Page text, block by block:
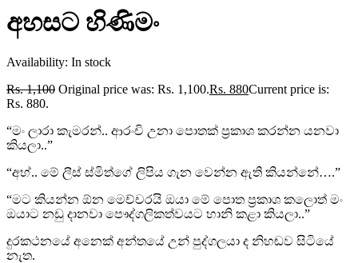
අහසට හිණිමං
Availability: In stock
Rs.1,100 Original price was: Rs. 1,100.Rs. 880Current price is:
Rs. 880.
“මං ලාරා කැමරන්.. ආරංචි උනා පොතක් ප්‍රකාශ කරන්න යනවා
කියලා..”
“අහ්.. මේ ලීස් ස්මිත්ගේ ලිපිය ගැන වෙන්න ඇති කියන්නේ….”
“මට කියන්න ඕන මෙච්චරයි ඔයා මේ පොත ප්‍රකාශ කලොත් මං
ඔයාට නඩු දානවා පෞද්ගලිකත්වයට හානි කළා කියලා..”
දුරකථනයේ අනෙක් අන්තයේ උන් පුද්ගලයා ද නිහඬව සිටියේ
නැත.